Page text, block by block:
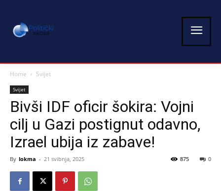
Home Svijet
Svijet
Bivši IDF oficir šokira: Vojni
cilj u Gazi postignut odavno,
Izrael ubija iz zabave!
By lokma - 21 svibnja, 2025 0
875